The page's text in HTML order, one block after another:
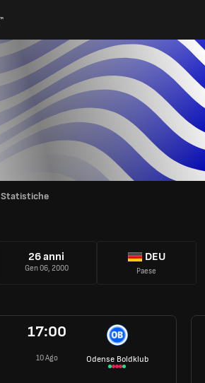
Statistiche
26 anni
Gen 06, 2000
DEU
Paese
17:00
10 Ago Odense Boldklub